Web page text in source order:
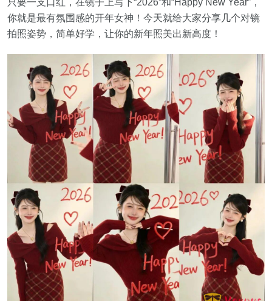
只要一支口红，在镜子上写下“2026”和“Happy New Year”，
你就是最有氛围感的开年女神！今天就给大家分享几个对镜
拍照姿势，简单好学，让你的新年照美出新高度！